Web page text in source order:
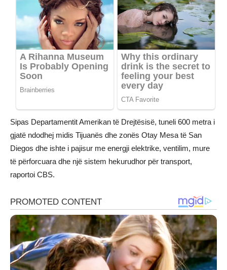
Sipas Departamentit Amerikan të Drejtësisë, tuneli 600 metra i
gjatë ndodhej midis Tijuanës dhe zonës Otay Mesa të San
Diegos dhe ishte i pajisur me energji elektrike, ventilim, mure
të përforcuara dhe një sistem hekurudhor për transport,
raportoi CBS.